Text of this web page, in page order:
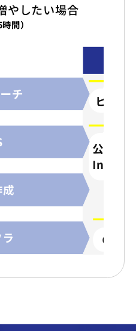
やしたい場合
間）